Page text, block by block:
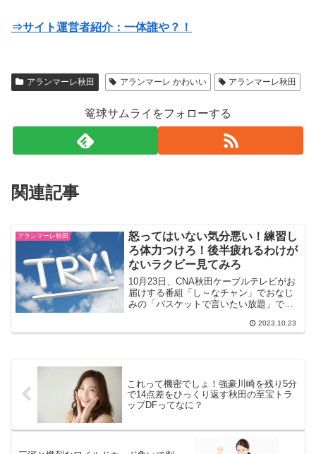
⇒サイト運営者紹介：一体誰や？！
アランマーレ秋田 アランマーレ かわいい アランマーレ秋田
篭球サムライをフォローする
関連記事
アランマーレ秋田
怒ってはいない気分悪い！練習し
ろ体力つけろ！後半疲れるわけが
ないラクビー見てみろ
10月23日、CNA秋田ケーブルテレビがお
届けする番組「し～なチャン」でおなじ
みの「バスケットで言いたい放題」で京
ハピネッツ 京都ハンナリーズ戦／アラン
2023.10.23
これって機密でしょ！強豪川崎を残り5分
で14点差をひっくり返す秋田の至宝トラ
ップDFってなに？